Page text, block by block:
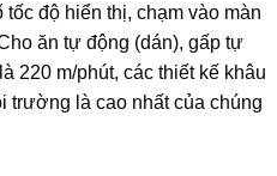
độ hiển thị, chạm vào màn
ăn tự động (dán), gấp tự
220 m/phút, các thiết kế khâu
trường là cao nhất của chúng